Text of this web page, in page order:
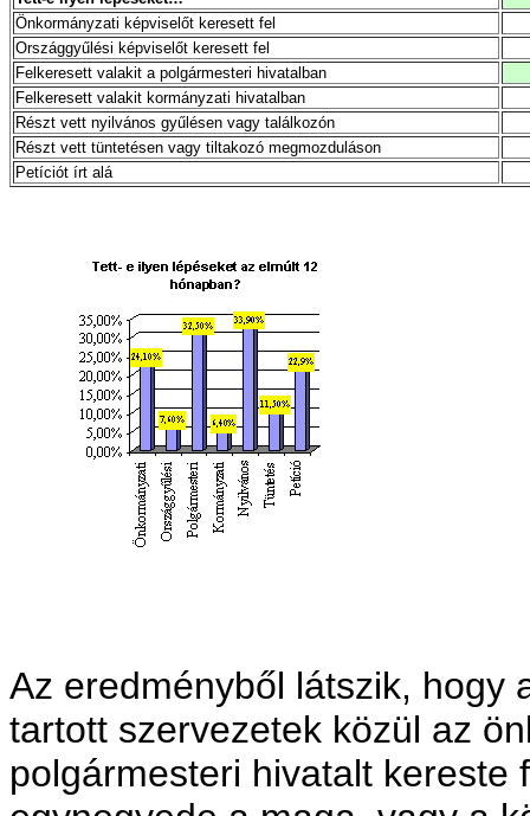
Önkormányzati képviselőt keresett fel
Országgyűlési képviselőt keresett fel
Felkeresett valakit a polgármesteri hivatalban
Felkeresett valakit kormányzati hivatalban
Részt vett nyilvános gyűlésen vagy találkozón
Részt vett tüntetésen vagy tiltakozó megmozduláson
Petíciót írt alá
Az eredményből látszik, hogy
tartott szervezetek közül az
polgármesteri hivatalt kereste